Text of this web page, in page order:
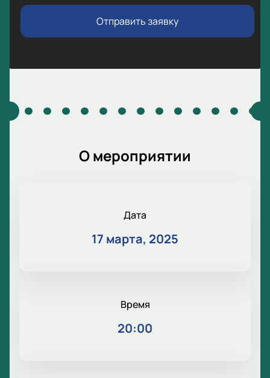
Отправить заявку
О мероприятии
Дата
17 марта, 2025
Время
20:00